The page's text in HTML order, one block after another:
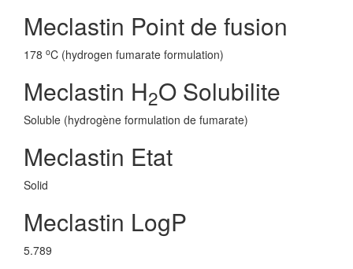
Meclastin Point de fusion
178 oC (hydrogen fumarate formulation)
Meclastin H2O Solubilite
Soluble (hydrogène formulation de fumarate)
Meclastin Etat
Solid
Meclastin LogP
5.789